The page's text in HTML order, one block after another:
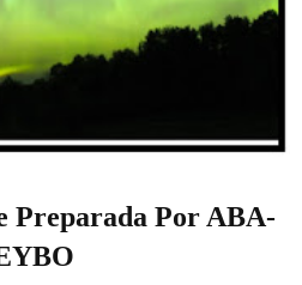
Preparada Por ABA-